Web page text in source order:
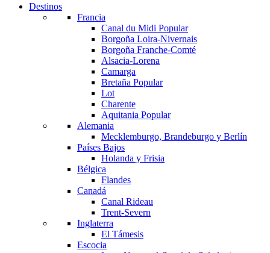
Destinos
Francia
Canal du Midi Popular
Borgoña Loira-Nivernais
Borgoña Franche-Comté
Alsacia-Lorena
Camarga
Bretaña Popular
Lot
Charente
Aquitania Popular
Alemania
Mecklemburgo, Brandeburgo y Berlín
Países Bajos
Holanda y Frisia
Bélgica
Flandes
Canadá
Canal Rideau
Trent-Severn
Inglaterra
El Támesis
Escocia